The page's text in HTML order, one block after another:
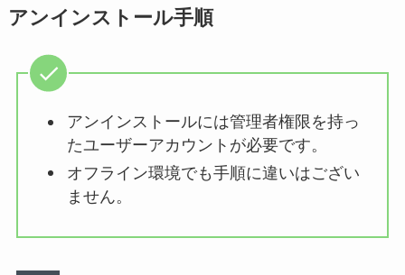
アンインストール手順
アンインストールには管理者権限を持っ
たユーザーアカウントが必要です。
オフライン環境でも手順に違いはござい
ません。